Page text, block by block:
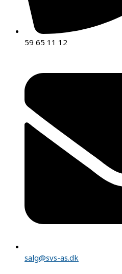
59 65 11 12
salg@svs-as.dk